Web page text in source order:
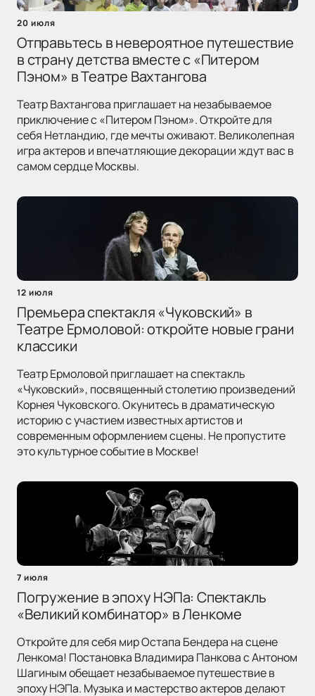
20 июля
Отправьтесь в невероятное путешествие
в страну детства вместе с «Питером
Пэном» в Театре Вахтангова
Театр Вахтангова приглашает на незабываемое
приключение с «Питером Пэном». Откройте для
себя Нетландию, где мечты оживают. Великолепная
игра актеров и впечатляющие декорации ждут вас в
самом сердце Москвы.
12 июля
Премьера спектакля «Чуковский» в
Театре Ермоловой: откройте новые грани
классики
Театр Ермоловой приглашает на спектакль
«Чуковский», посвященный столетию произведений
Корнея Чуковского. Окунитесь в драматическую
историю с участием известных артистов и
современным оформлением сцены. Не пропустите
это культурное событие в Москве!
7 июля
Погружение в эпоху НЭПа: Спектакль
«Великий комбинатор» в Ленкоме
Откройте для себя мир Остапа Бендера на сцене
Ленкома! Постановка Владимира Панкова с Антоном
Шагиным обещает незабываемое путешествие в
эпоху НЭПа. Музыка и мастерство актеров делают